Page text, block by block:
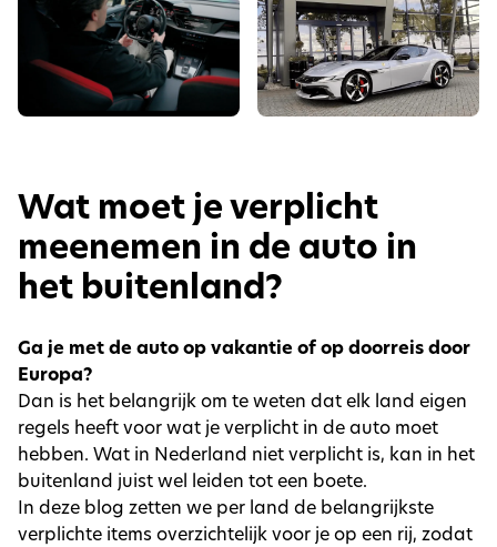
Wat moet je verplicht
meenemen in de auto in
het buitenland?
Ga je met de auto op vakantie of op doorreis door
Europa?
Dan is het belangrijk om te weten dat elk land eigen
regels heeft voor wat je verplicht in de auto moet
hebben. Wat in Nederland niet verplicht is, kan in het
buitenland juist wel leiden tot een boete.
In deze blog zetten we per land de belangrijkste
verplichte items overzichtelijk voor je op een rij, zodat